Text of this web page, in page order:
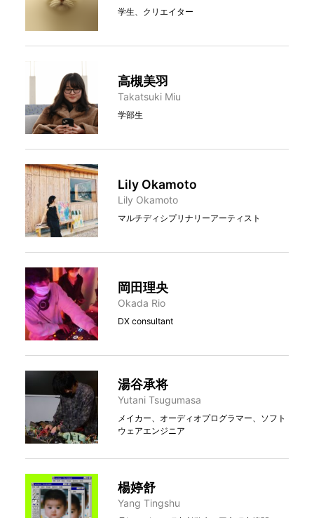
学生、クリエイター
高槻美羽
Takatsuki Miu
学部生
Lily Okamoto
Lily Okamoto
マルチディシプリナリーアーティスト
岡田理央
Okada Rio
DX consultant
湯谷承将
Yutani Tsugumasa
メイカー、オーディオプログラマー、ソフト
ウェアエンジニア
楊婷舒
Yang Tingshu